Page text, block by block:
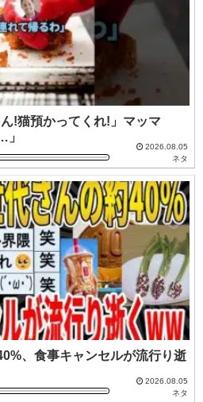
!猫預かってくれ!」マッマ
」
2026.08.05
ネタ
、食事キャンセルが流行り逝
2026.08.05
ネタ